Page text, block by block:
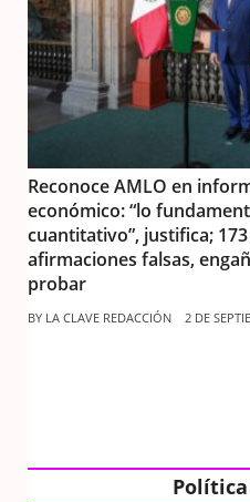
Reconoce AMLO en
económico: “lo
cuantitativo”, justifica;
afirmaciones falsas,
probar
BY LA CLAVE REDACCIÓN 2 DE